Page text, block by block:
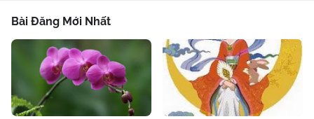
Bài Đăng Mới Nhất